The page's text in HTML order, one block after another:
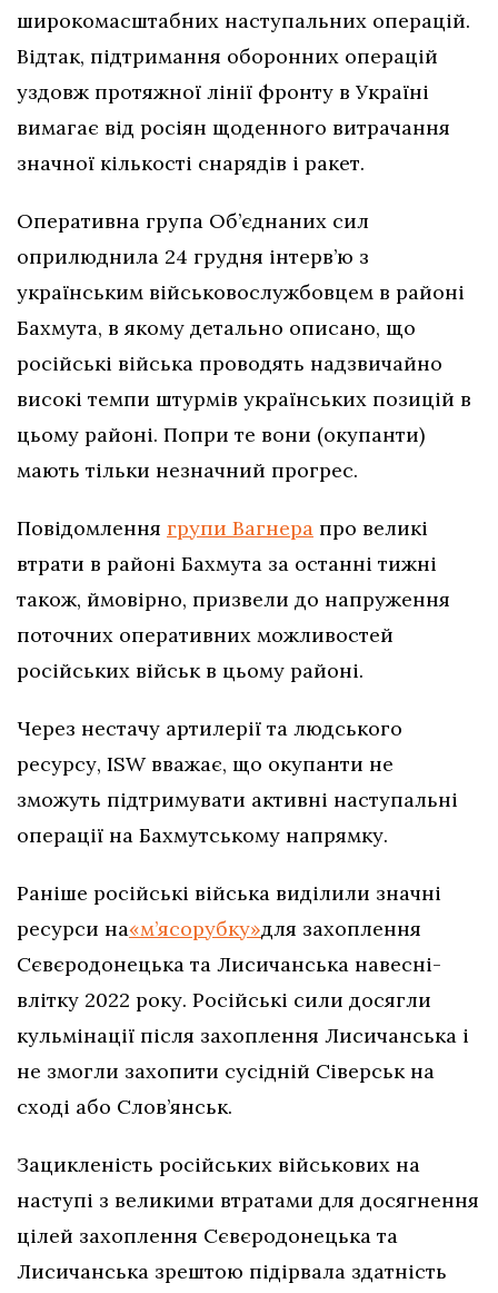
широкомасштабних наступальних операцій.
Відтак, підтримання оборонних операцій
уздовж протяжної лінії фронту в Україні
вимагає від росіян щоденного витрачання
значної кількості снарядів і ракет.
Оперативна група Об’єднаних сил
оприлюднила 24 грудня інтерв’ю з
українським військовослужбовцем в районі
Бахмута, в якому детально описано, що
російські війська проводять надзвичайно
високі темпи штурмів українських позицій в
цьому районі. Попри те вони (окупанти)
мають тільки незначний прогрес.
Повідомлення групи Вагнера про великі
втрати в районі Бахмута за останні тижні
також, ймовірно, призвели до напруження
поточних оперативних можливостей
російських військ в цьому районі.
Через нестачу артилерії та людського
ресурсу, ISW вважає, що окупанти не
зможуть підтримувати активні наступальні
операції на Бахмутському напрямку.
Раніше російські війська виділили значні
ресурси на«м’ясорубку»для захоплення
Сєвєродонецька та Лисичанська навесні-
влітку 2022 року. Російські сили досягли
кульмінації після захоплення Лисичанська і
не змогли захопити сусідній Сіверськ на
сході або Слов’янськ.
Зацикленість російських військових на
наступі з великими втратами для досягнення
цілей захоплення Сєвєродонецька та
Лисичанська зрештою підірвала здатність